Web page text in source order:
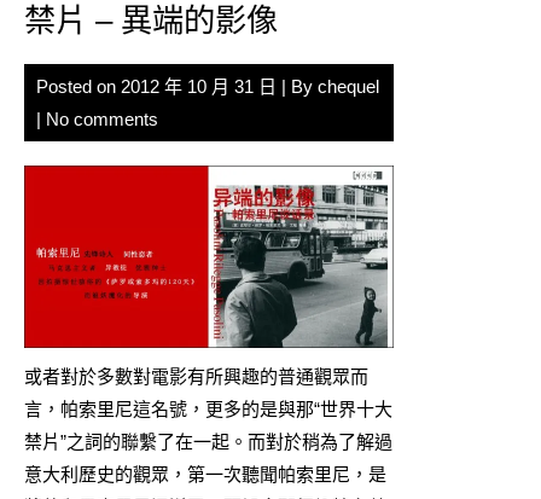
禁片 – 異端的影像
Posted on 2012 年 10 月 31 日 | By chequel
| No comments
或者對於多數對電影有所興趣的普通觀眾而
言，帕索里尼這名號，更多的是與那“世界十大
禁片”之詞的聯繫了在一起。而對於稍為了解過
意大利歷史的觀眾，第一次聽聞帕索里尼，是